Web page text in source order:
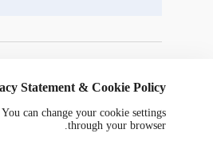
Statement & Cookie Policy
can change your cookie settings
through your browser.